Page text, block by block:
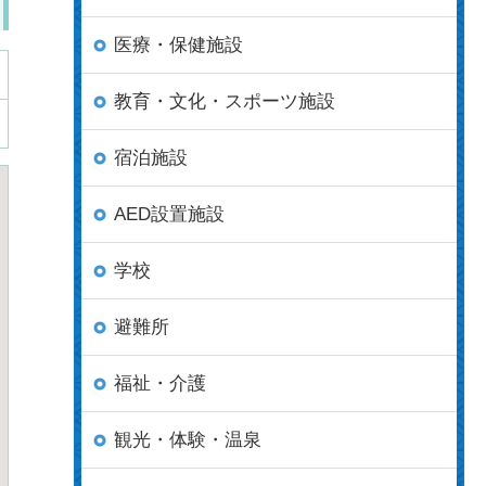
医療・保健施設
教育・文化・スポーツ施設
宿泊施設
AED設置施設
学校
避難所
福祉・介護
観光・体験・温泉